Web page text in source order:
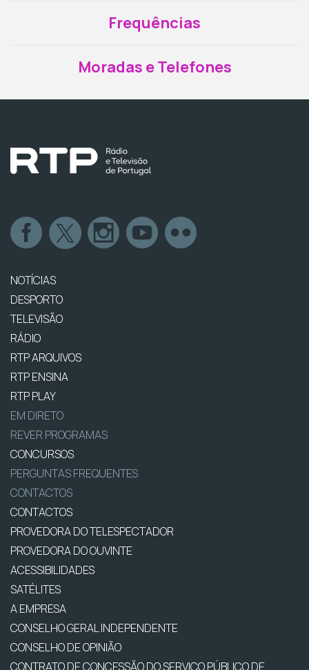
Frequências
Moradas e Telefones
NOTÍCIAS
DESPORTO
TELEVISÃO
RÁDIO
RTP ARQUIVOS
RTP ENSINA
RTP PLAY
EM DIRETO
REVER PROGRAMAS
CONCURSOS
PERGUNTAS FREQUENTES
CONTACTOS
CONTACTOS
PROVEDORA DO TELESPECTADOR
PROVEDORA DO OUVINTE
ACESSIBILIDADES
SATÉLITES
A EMPRESA
CONSELHO GERAL INDEPENDENTE
CONSELHO DE OPINIÃO
CONTRATO DE CONCESSÃO DO SERVIÇO PÚBLICO DE